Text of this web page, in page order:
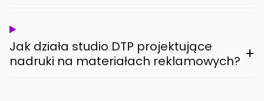
Jak działa studio DTP projektujące
nadruki na materiałach reklamowych? +